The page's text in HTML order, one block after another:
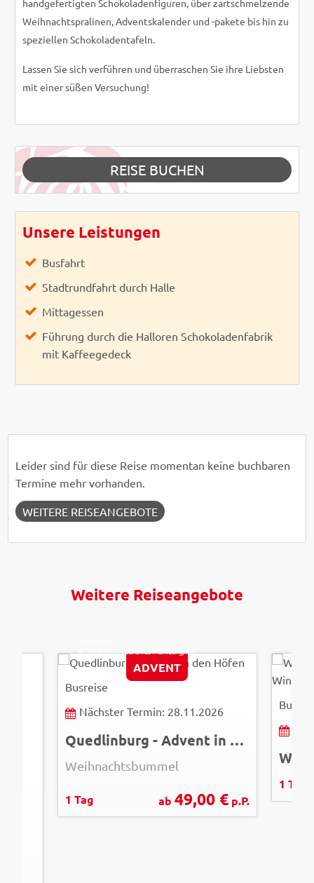
handgefertigten Schokoladenfiguren, über zartschmelzende
Weihnachtspralinen, Adventskalender und -pakete bis hin zu
speziellen Schokoladentafeln.
Lassen Sie sich verführen und überraschen Sie ihre Liebsten
mit einer süßen Versuchung!
REISE BUCHEN
Unsere Leistungen
Busfahrt
Stadtrundfahrt durch Halle
Mittagessen
Führung durch die Halloren Schokoladenfabrik
mit Kaffeegedeck
Leider sind für diese Reise momentan keine buchbaren
Termine mehr vorhanden.
WEITERE REISEANGEBOTE
Weitere Reiseangebote
© Quedlinburg-Tourismus-Marketing/IMG
ADVENT
Busreise
Nächster Termin: 28.11.2026
Quedlinburg - Advent in den Höfen
Weihnachtsbummel
1 Tag ab 49,00 €p.P.
1 Tag